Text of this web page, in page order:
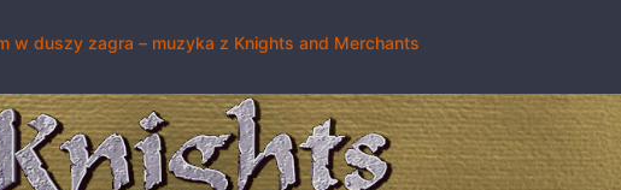
w duszy zagra – muzyka z Knights and Merchants